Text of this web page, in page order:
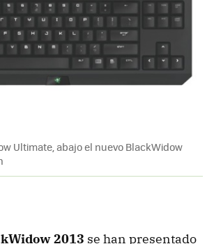
Ultimate, abajo el nuevo BlackWidow
2013 se han presentado